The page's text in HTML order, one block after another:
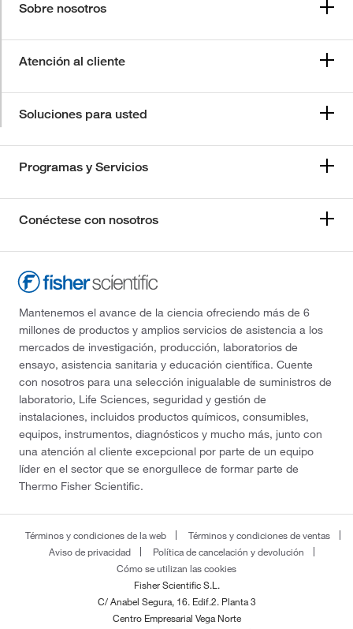
Sobre nosotros
Atención al cliente
Soluciones para usted
Programas y Servicios
Conéctese con nosotros
Mantenemos el avance de la ciencia ofreciendo más de 6
millones de productos y amplios servicios de asistencia a los
mercados de investigación, producción, laboratorios de
ensayo, asistencia sanitaria y educación científica. Cuente
con nosotros para una selección inigualable de suministros de
laboratorio, Life Sciences, seguridad y gestión de
instalaciones, incluidos productos químicos, consumibles,
equipos, instrumentos, diagnósticos y mucho más, junto con
una atención al cliente excepcional por parte de un equipo
líder en el sector que se enorgullece de formar parte de
Thermo Fisher Scientific.
Términos y condiciones de la web
Términos y condiciones de ventas
Aviso de privacidad
Política de cancelación y devolución
Cómo se utilizan las cookies
Fisher Scientific S.L.
C/ Anabel Segura, 16. Edif.2. Planta 3
Centro Empresarial Vega Norte